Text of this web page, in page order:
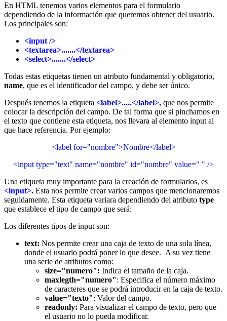
En HTML tenemos varios elementos para el formulario
dependiendo de la información que queremos obtener del usuario.
Los principales son:
<input />
<textarea>.......</textarea>
<select>.......</select>
Todas estas etiquetas tienen un atributo fundamental y obligatorio,
name, que es el identificador del campo, y debe ser único.
Después tenemos la etiqueta <label>.....</label>, que nos permite
colocar la descripción del campo. De tal forma que si pinchamos en
el texto que contiene esta etiqueta, nos llevara al elemento input al
que hace referencia. Por ejemplo:
<label for="nombre">Nombre</label>
<input type="text" name="nombre" id="nombre" value=" " />
Una etiqueta muy importante para la creación de formularios, es
<input>. Esta nos permite crear varios campos que mencionaremos
seguidamente. Esta etiqueta variara dependiendo del atributo type
que establece el tipo de campo que será:
Los diferentes tipos de input son:
text: Nos permite crear una caja de texto de una sola línea,
donde el usuario podrá poner lo que desee. A su vez tiene
una serie de atributos como:
size="numero": Indica el tamaño de la caja.
maxlegth="numero": Especifica el número máximo
de caracteres que se podrá introducir en la caja de texto.
value="texto": Valor del campo.
readonly: Para visualizar el campo de texto, pero que
el usuario no lo pueda modificar.